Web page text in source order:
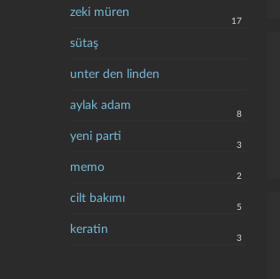
zeki müren
17
sütaş
unter den linden
aylak adam
8
yeni parti
3
memo
2
cilt bakımı
5
keratin
3